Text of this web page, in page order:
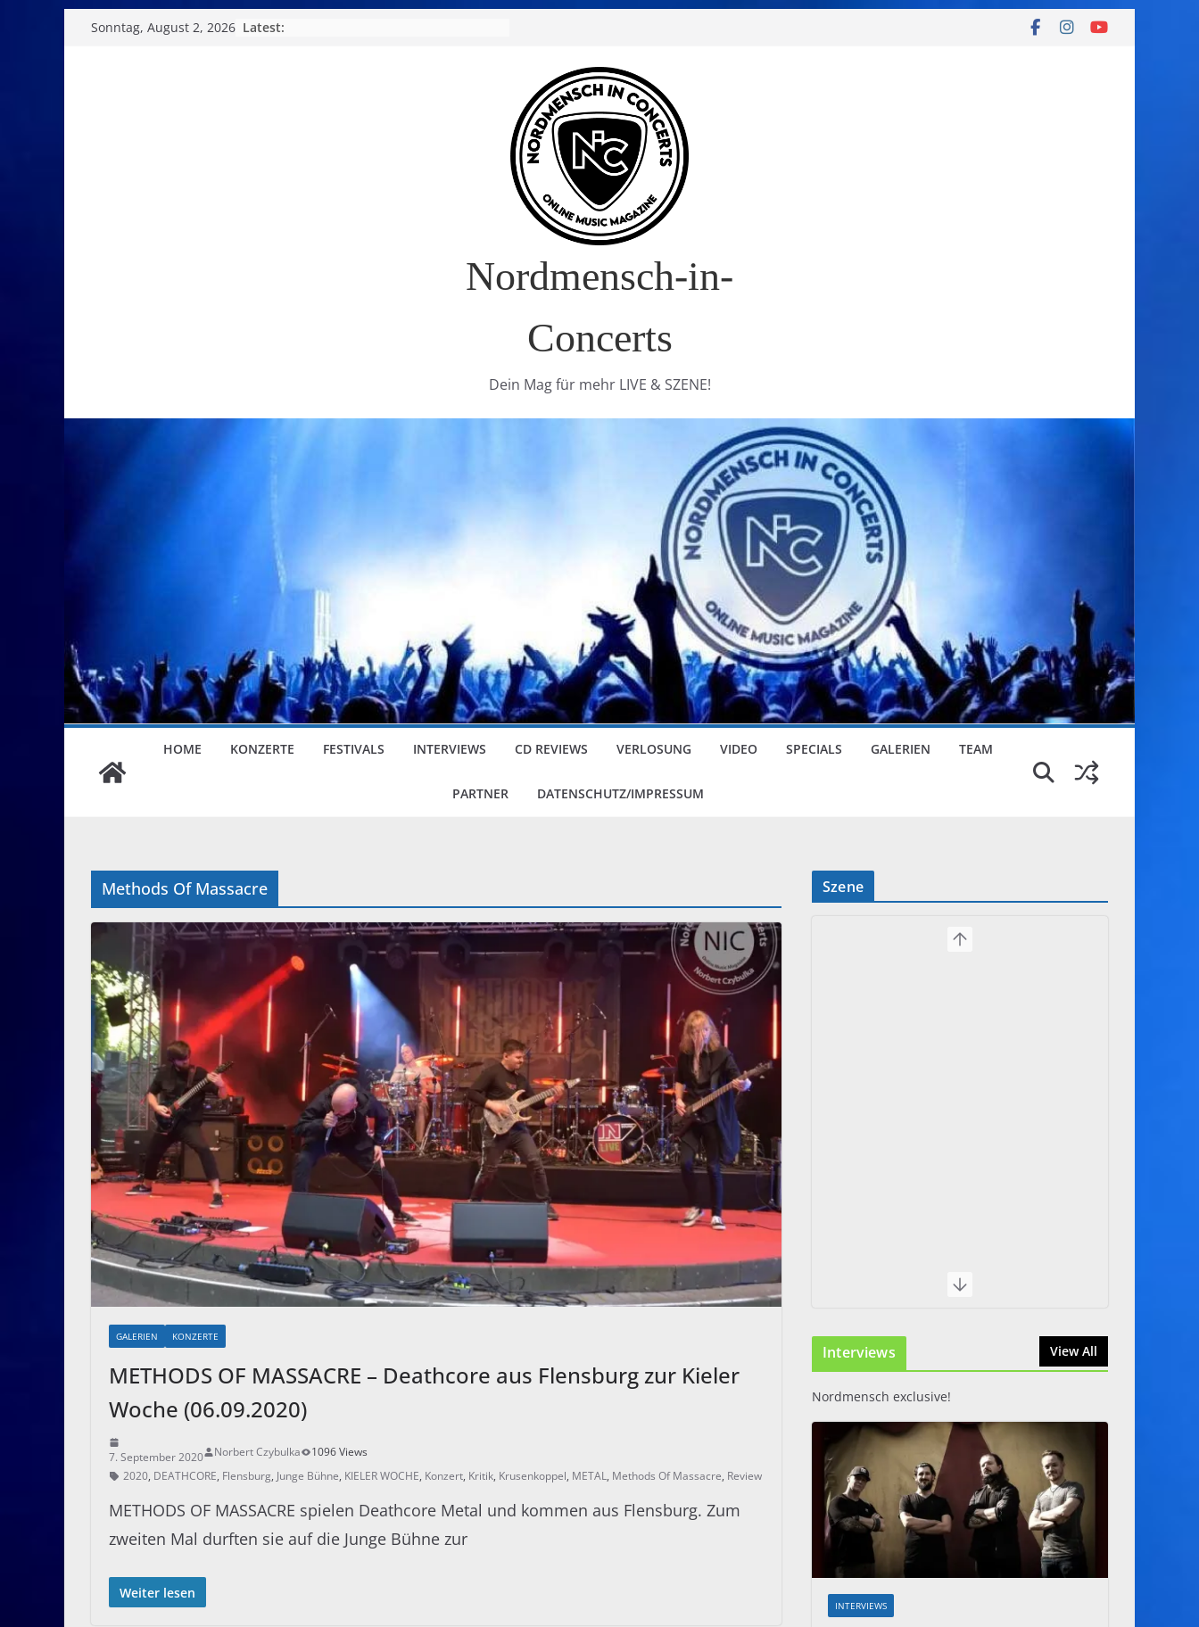
SkipSonntag, August 2, 2026 Latest:
Nordmensch-in-
Concerts
Dein Mag für mehr LIVE & SZENE!
HOME KONZERTE FESTIVALS INTERVIEWS CD REVIEWS VERLOSUNG VIDEO SPECIALS GALERIEN TEAM
PARTNER DATENSCHUTZ/IMPRESSUM
Methods Of Massacre
GALERIEN KONZERTE
METHODS OF MASSACRE – Deathcore aus Flensburg zur Kieler
Woche (06.09.2020)
7. September 2020 Norbert Czybulka
1096 Views
2020, DEATHCORE, Flensburg, Junge Bühne, KIELER WOCHE, Konzert, Kritik, Krusenkoppel, METAL, Methods Of Massacre, Review
METHODS OF MASSACRE spielen Deathcore Metal und kommen aus Flensburg. Zum
zweiten Mal durften sie auf die Junge Bühne zur
Weiter lesen
Szene
Interviews View All
Nordmensch exclusive!
INTERVIEWS